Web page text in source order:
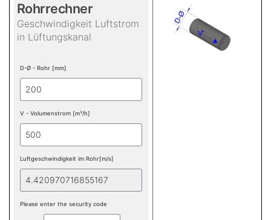
Rohrrechner
Geschwindigkeit Luftstrom
in Lüftungskanal
D-Ø - Rohr [mm]
V - Volumenstrom [m³/h]
Luftgeschwindigkeit im Rohr[m/s]
Please enter the security code